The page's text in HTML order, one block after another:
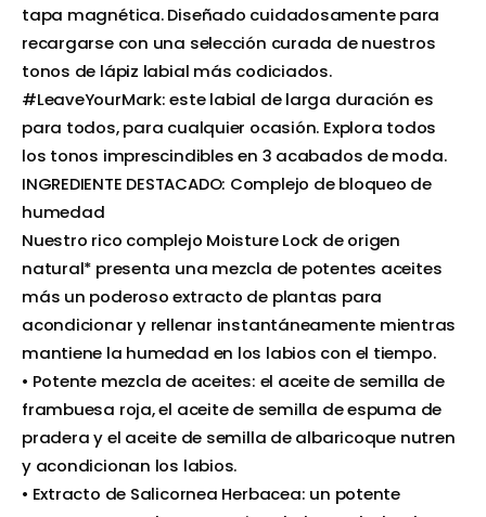
tapa magnética. Diseñado cuidadosamente para
recargarse con una selección curada de nuestros
tonos de lápiz labial más codiciados.
#LeaveYourMark: este labial de larga duración es
para todos, para cualquier ocasión. Explora todos
los tonos imprescindibles en 3 acabados de moda.
INGREDIENTE DESTACADO: Complejo de bloqueo de
humedad
Nuestro rico complejo Moisture Lock de origen
natural* presenta una mezcla de potentes aceites
más un poderoso extracto de plantas para
acondicionar y rellenar instantáneamente mientras
mantiene la humedad en los labios con el tiempo.
• Potente mezcla de aceites: el aceite de semilla de
frambuesa roja, el aceite de semilla de espuma de
pradera y el aceite de semilla de albaricoque nutren
y acondicionan los labios.
• Extracto de Salicornea Herbacea: un potente